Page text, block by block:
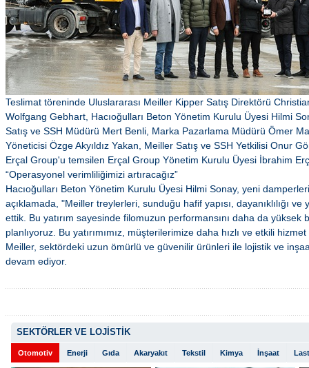
Teslimat töreninde Uluslararası Meiller Kipper Satış Direktörü
Wolfgang Gebhart, Hacıoğulları Beton Yönetim Kurulu Üyesi Hilmi
Satış ve SSH Müdürü Mert Benli, Marka Pazarlama Müdürü Ömer
Yöneticisi Özge Akyıldız Yakan, Meiller Satış ve SSH Yetkilisi Onur
Erçal Group'u temsilen Erçal Group Yönetim Kurulu Üyesi İbrahim
“Operasyonel verimliliğimizi artıracağız”
Hacıoğulları Beton Yönetim Kurulu Üyesi Hilmi Sonay, yeni
açıklamada, "Meiller treylerleri, sunduğu hafif yapısı, dayanıklılığı
ettik. Bu yatırım sayesinde filomuzun performansını daha da yüksek
planlıyoruz. Bu yatırımımız, müşterilerimize daha hızlı ve etkili
Meiller, sektördeki uzun ömürlü ve güvenilir ürünleri ile lojistik ve
devam ediyor.
SEKTÖRLER VE LOJİSTİK
Otomotiv Enerji Gıda Akaryakıt Tekstil Kimya İnşaat